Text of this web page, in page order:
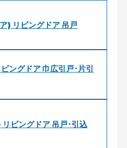
) リビングドア 吊戸
ングドア 巾広引戸･片引
ビングドア 吊戸･引込